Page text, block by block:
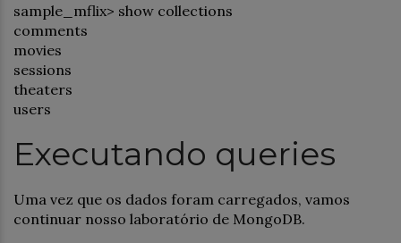
sample_mflix> show collections
comments
movies
sessions
theaters
users
Executando queries
Uma vez que os dados foram carregados, vamos
continuar nosso laboratório de MongoDB.